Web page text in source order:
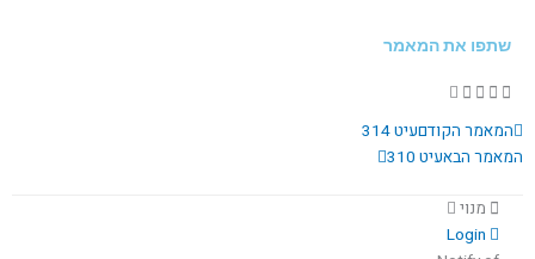
שתפו את המאמר
קודם
המאמר הקודםעיט 314
המאמר הבאעיט 310
הבא
מנוי